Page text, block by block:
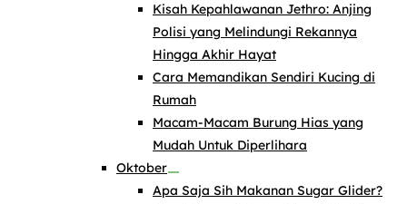
Kisah Kepahlawanan Jethro: Anjing
Polisi yang Melindungi Rekannya
Hingga Akhir Hayat
Cara Memandikan Sendiri Kucing di
Rumah
Macam-Macam Burung Hias yang
Mudah Untuk Diperlihara
Oktober
Apa Saja Sih Makanan Sugar Glider?